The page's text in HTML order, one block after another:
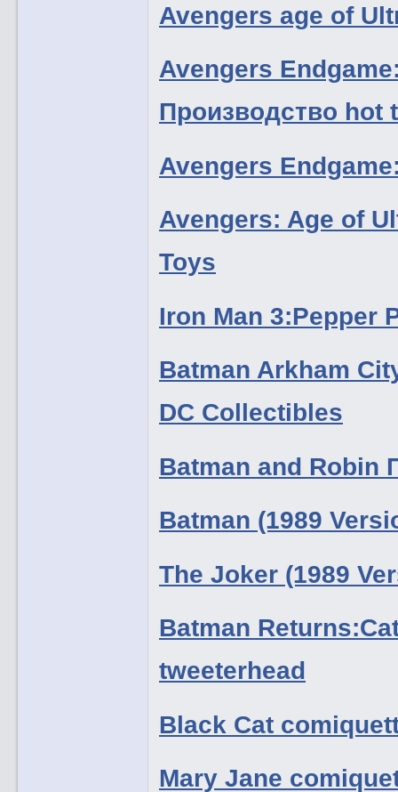
Avengers age of
Avengers
Производство hot
Avengers
Avengers: Age of
Toys
Iron Man 3:Pepper
Batman Arkham
DC Collectibles
Batman and Robin
Batman (1989
The Joker (1989
Batman
tweeterhead
Black Cat
Mary Jane